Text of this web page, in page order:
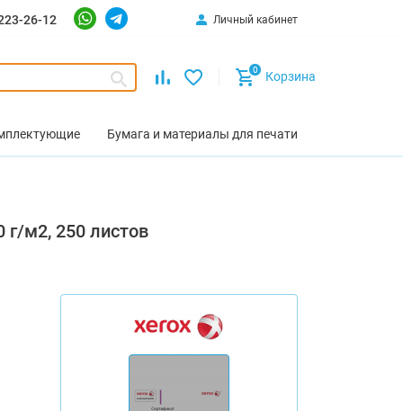
26-12 Личный кабинет
0 Корзина
Бумага и материалы для печати
г/м2, 250 листов